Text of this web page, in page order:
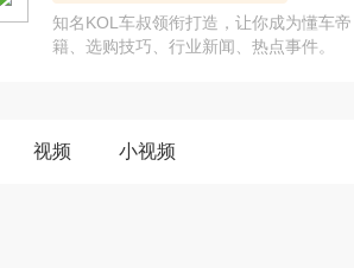
知名KOL车叔领衔打造，让你成为懂车
籍、选购技巧、行业新闻、热点事件。
视频 小视频